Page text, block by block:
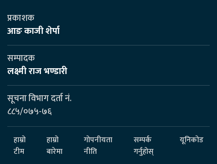
प्रकाशक
आङ काजी शेर्पा
सम्पादक
लक्ष्मी राज भण्डारी
सूचना विभाग दर्ता नं.
८८५/०७५-७६
हाम्रो
टीम
हाम्रो
बारेमा
गोपनीयता
नीति
सम्पर्क
गर्नुहोस्
यूनिकोड